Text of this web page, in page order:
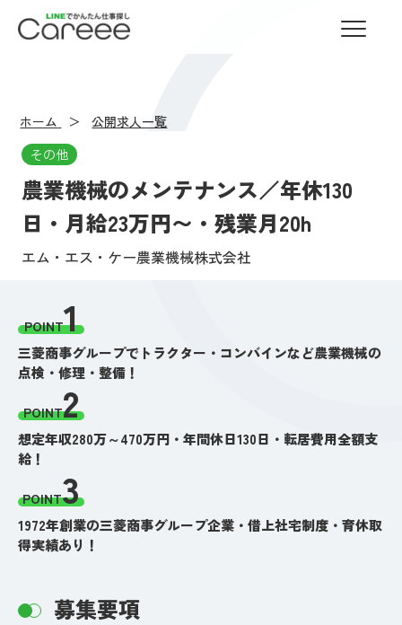
LINEでかんたん仕事探し Careee
ホーム
公開求人一覧
その他
農業機械のメンテナンス／年休130
日・月給23万円〜・残業月20h
エム・エス・ケー農業機械株式会社
POINT1
三菱商事グループでトラクター・コンバインなど農業機械の
点検・修理・整備！
POINT2
想定年収280万～470万円・年間休日130日・転居費用全額支
給！
POINT3
1972年創業の三菱商事グループ企業・借上社宅制度・育休取
得実績あり！
募集要項